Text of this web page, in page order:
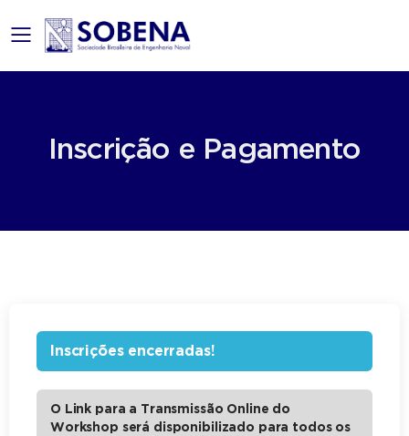
mobile menu
Inscrição e Pagamento
Inscrições encerradas!
O Link para a Transmissão Online do
Workshop será disponibilizado para todos os